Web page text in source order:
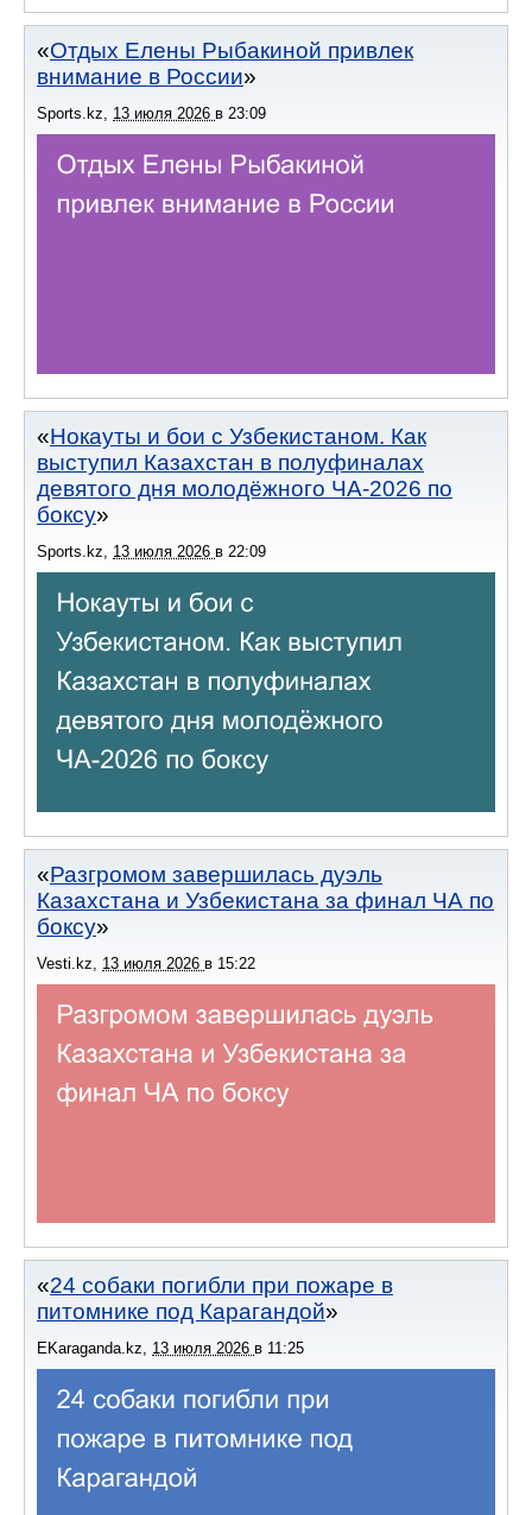
Отдых Елены Рыбакиной привлек
внимание в России
Sports.kz 13 июля 2026 в 23:09
Нокауты и бои с Узбекистаном. Как
выступил Казахстан в полуфиналах
девятого дня молодёжного ЧА-2026 по
боксу
Sports.kz 13 июля 2026 в 22:09
Разгромом завершилась дуэль
Казахстана и Узбекистана за финал ЧА по
боксу
Vesti.kz 13 июля 2026 в 15:22
24 собаки погибли при пожаре в
питомнике под Карагандой
EKaraganda.kz, 13 июля 2026 в 11:25